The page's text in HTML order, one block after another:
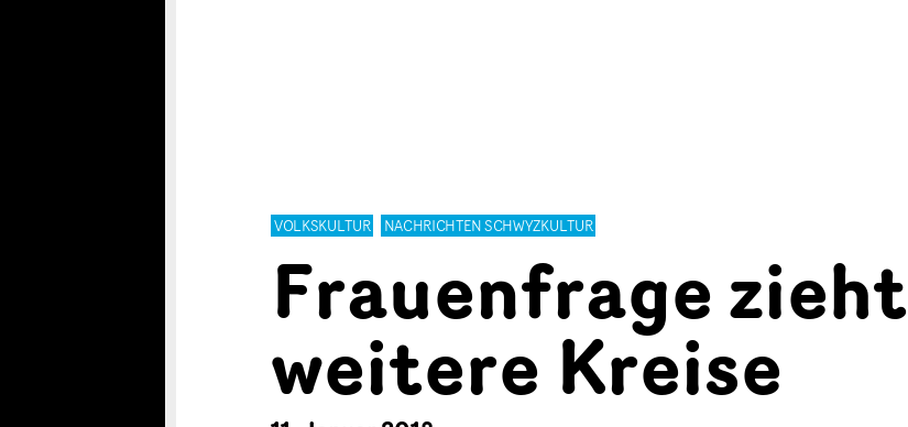
VOLKSKULTUR NACHRICHTEN SCHWYZKULTUR
Frauenfrage zieht
weitere Kreise